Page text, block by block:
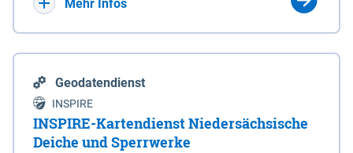
Mehr Infos
Geodatendienst
INSPIRE
INSPIRE-Kartendienst Niedersächsische
Deiche und Sperrwerke